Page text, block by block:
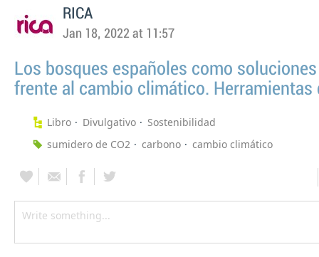
RICA
Jan 18, 2022 at 11:57
Los bosques españoles como
frente al cambio climático. Herramientas
Libro Divulgativo
Sostenibilidad
sumidero de CO2
carbono cambio climático